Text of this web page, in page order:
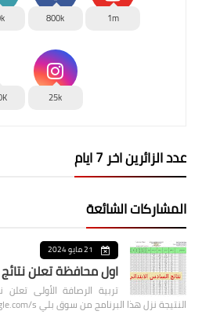
1m
800k
25k
عدد الزائرين اخر 7 ايام
المشاركات الشائعة
21 مايو 2024
اول محافظة تعلن
تربية الرصافة الأولى تعلن
النتيجة نزل هذا البرنامج من سوق بلي https://play.google.com/s…